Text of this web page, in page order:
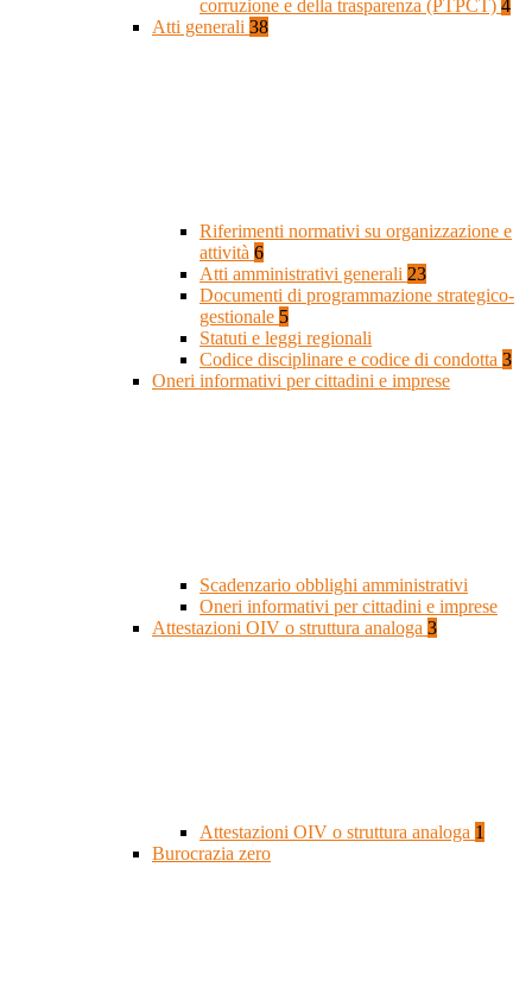
corruzione e della trasparenza (PTPCT) 4
Atti generali 38
Riferimenti normativi su organizzazione e
attività 6
Atti amministrativi generali 23
Documenti di programmazione strategico-
gestionale 5
Statuti e leggi regionali
Codice disciplinare e codice di condotta 3
Oneri informativi per cittadini e imprese
Scadenzario obblighi amministrativi
Oneri informativi per cittadini e imprese
Attestazioni OIV o struttura analoga 3
Attestazioni OIV o struttura analoga 1
Burocrazia zero